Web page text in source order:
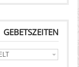
GEBETSZEITEN